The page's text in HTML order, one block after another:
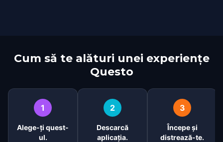
Cum să te alături unei experiențe
Questo
1
Alege-ți quest-
ul.
2
Descarcă
aplicația.
3
Începe și
distrează-te.